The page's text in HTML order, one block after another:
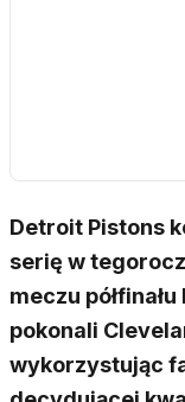
Detroit Pistons
serię w
meczu
pokonali
wykorzystując